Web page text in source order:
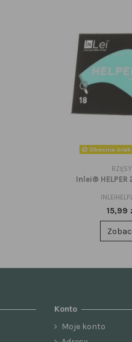
Obecnie brak
RZĘSY
Inlei® HELPER
15,99
Konto
Moje konto